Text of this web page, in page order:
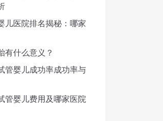
儿医院排名揭秘：哪家
有什么意义？
管婴儿成功率成功率与
管婴儿费用及哪家医院